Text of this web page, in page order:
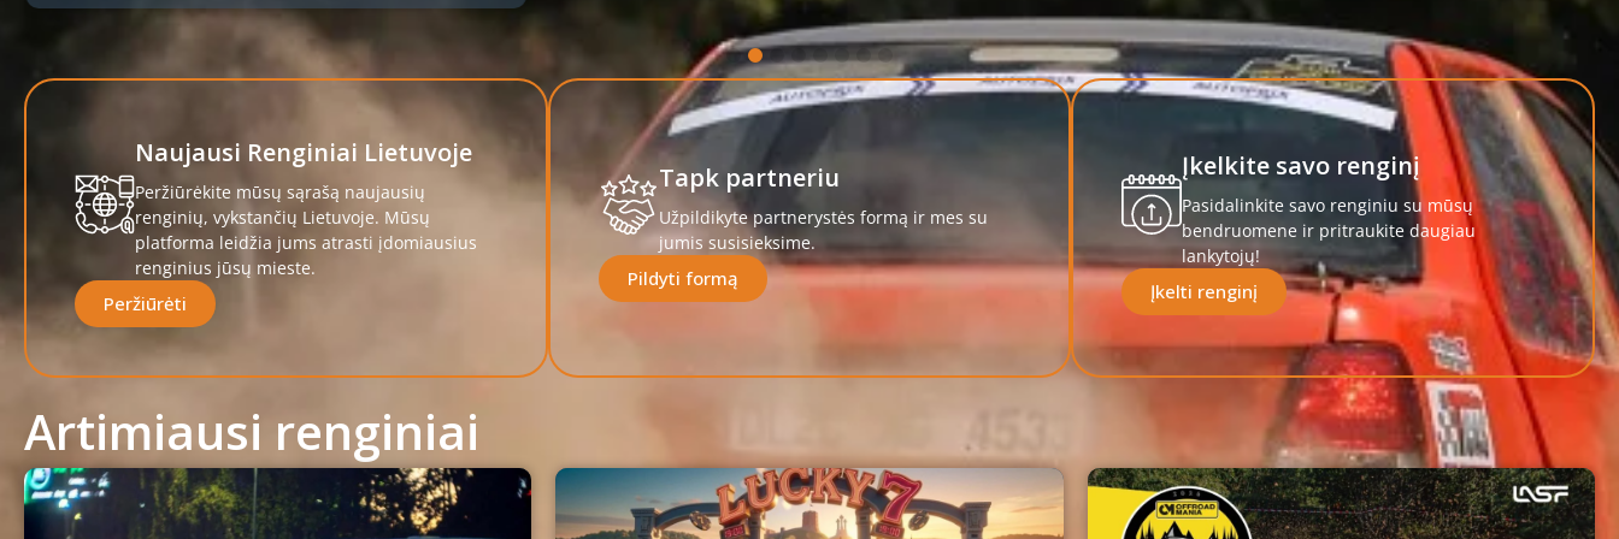
Naujausi Renginiai Lietuvoje
Peržiūrėkite mūsų sąrašą naujausių
renginių, vykstančių Lietuvoje. Mūsų
platforma leidžia jums atrasti įdomiausius
renginius jūsų mieste.
Peržiūrėti
Tapk partneriu
Užpildikyte partnerystės formą ir mes su
jumis susisieksime.
Pildyti formą
Įkelkite savo renginį
Pasidalinkite savo renginiu su mūsų
bendruomene ir pritraukite daugiau
lankytojų!
Įkelti renginį
Artimiausi renginiai